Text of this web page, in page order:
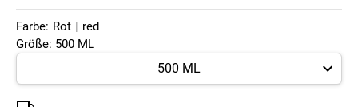
Farbe: Rot | red
Größe: 500 ML